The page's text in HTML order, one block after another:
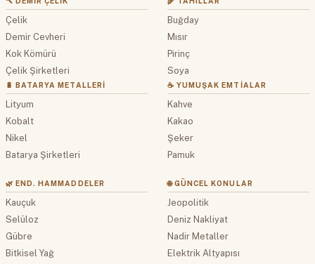
Çelik
Demir Cevheri
Kok Kömürü
Çelik Şirketleri
🔋 BATARYA METALLERI
Lityum
Kobalt
Nikel
Batarya Şirketleri
Buğday
Mısır
Pirinç
Soya
☕ YUMUŞAK EMTIALAR
Kahve
Kakao
Şeker
Pamuk
🌿 END. HAMMADDELER
Kauçuk
Selüloz
Gübre
Bitkisel Yağ
🌐 GÜNCEL KONULAR
Jeopolitik
Deniz Nakliyat
Nadir Metaller
Elektrik Altyapısı